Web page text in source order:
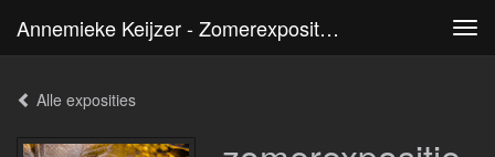
Annemieke Keijzer - Zomerexpositie Leden Kunstkring BeeKk
Alle exposities